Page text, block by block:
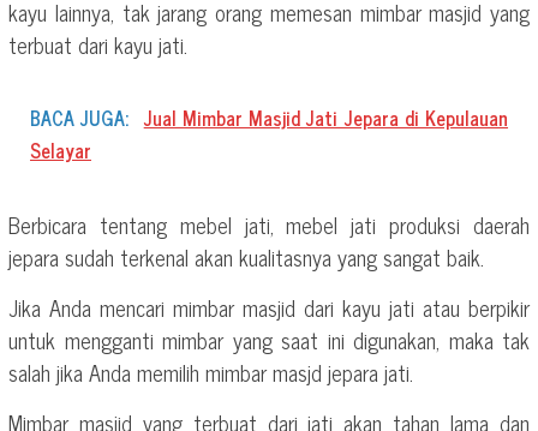
kayu lainnya, tak jarang orang memesan mimbar masjid yang
terbuat dari kayu jati.
BACA JUGA: Jual Mimbar Masjid Jati Jepara di Kepulauan
Selayar
Berbicara tentang mebel jati, mebel jati produksi daerah
jepara sudah terkenal akan kualitasnya yang sangat baik.
Jika Anda mencari mimbar masjid dari kayu jati atau berpikir
untuk mengganti mimbar yang saat ini digunakan, maka tak
salah jika Anda memilih mimbar masjd jepara jati.
Mimbar masjid yang terbuat dari jati akan tahan lama dan